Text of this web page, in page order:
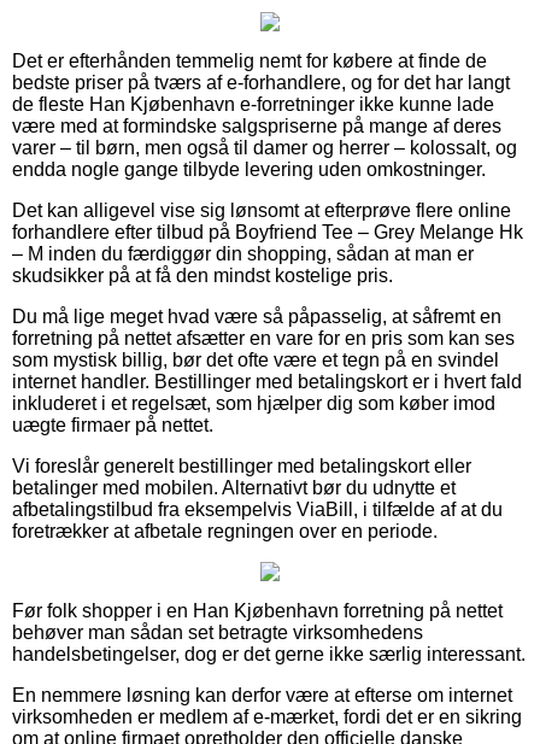
Det er efterhånden temmelig nemt for købere at finde de
bedste priser på tværs af e-forhandlere, og for det har langt
de fleste Han Kjøbenhavn e-forretninger ikke kunne lade
være med at formindske salgspriserne på mange af deres
varer – til børn, men også til damer og herrer – kolossalt, og
endda nogle gange tilbyde levering uden omkostninger.
Det kan alligevel vise sig lønsomt at efterprøve flere online
forhandlere efter tilbud på Boyfriend Tee – Grey Melange Hk
– M inden du færdiggør din shopping, sådan at man er
skudsikker på at få den mindst kostelige pris.
Du må lige meget hvad være så påpasselig, at såfremt en
forretning på nettet afsætter en vare for en pris som kan ses
som mystisk billig, bør det ofte være et tegn på en svindel
internet handler. Bestillinger med betalingskort er i hvert fald
inkluderet i et regelsæt, som hjælper dig som køber imod
uægte firmaer på nettet.
Vi foreslår generelt bestillinger med betalingskort eller
betalinger med mobilen. Alternativt bør du udnytte et
afbetalingstilbud fra eksempelvis ViaBill, i tilfælde af at du
foretrækker at afbetale regningen over en periode.
Før folk shopper i en Han Kjøbenhavn forretning på nettet
behøver man sådan set betragte virksomhedens
handelsbetingelser, dog er det gerne ikke særlig interessant.
En nemmere løsning kan derfor være at efterse om internet
virksomheden er medlem af e-mærket, fordi det er en sikring
om at online firmaet opretholder den officielle danske